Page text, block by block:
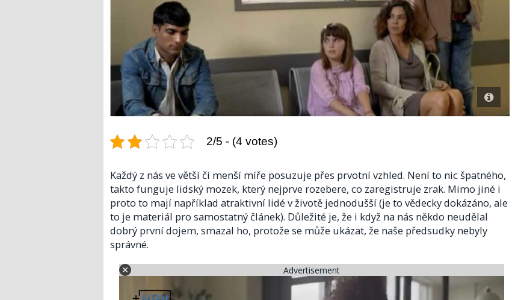
2/5 - (4 votes)
Každý z nás ve větší či menší míře posuzuje přes prvotní vzhled. Není to nic špatného, ​​
takto funguje lidský mozek, který nejprve rozebere, co zaregistruje zrak. Mimo jiné i
proto to mají například atraktivní lidé v životě jednodušší (je to vědecky dokázáno, ale
to je materiál pro samostatný článek). Důležité je, že i když na nás někdo neudělal
dobrý první dojem, smazal ho, protože se může ukázat, že naše předsudky nebyly
správné.
Advertisement